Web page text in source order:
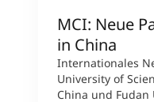
MCI: Neue
in China
Internationales
University of
China und